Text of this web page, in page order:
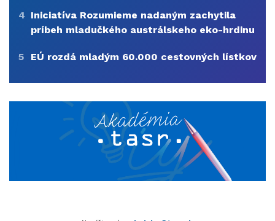
4 Iniciatíva Rozumieme nadaným zachytila
príbeh mladučkého austrálskeho eko-hrdinu
5 EÚ rozdá mladým 60.000 cestovných lístkov